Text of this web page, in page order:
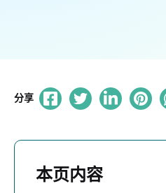
分享
本页内容